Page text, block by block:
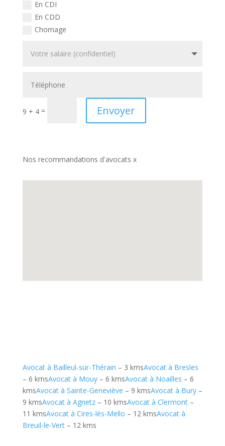
En CDI
En CDD
Chomage
9 + 4= Envoyer
Nos recommandations d'avocats x
Avocat à Bailleul-sur-Thérain – 3 kmsAvocat à Bresles
– 6 kmsAvocat à Mouy– 6 kmsAvocat à Noailles – 6
kmsAvocat à Sainte-Geneviève – 9 kmsAvocat à Bury–
9 kmsAvocat à Agnetz– 10 kmsAvocat à Clermont–
11 kmsAvocat à Cires-lès-Mello – 12 kmsAvocat à
Breuil-le-Vert– 12 kms